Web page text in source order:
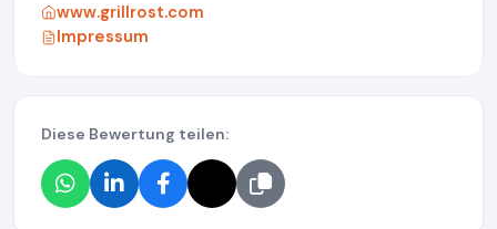
www.grillrost.com
Impressum
Diese Bewertung teilen: